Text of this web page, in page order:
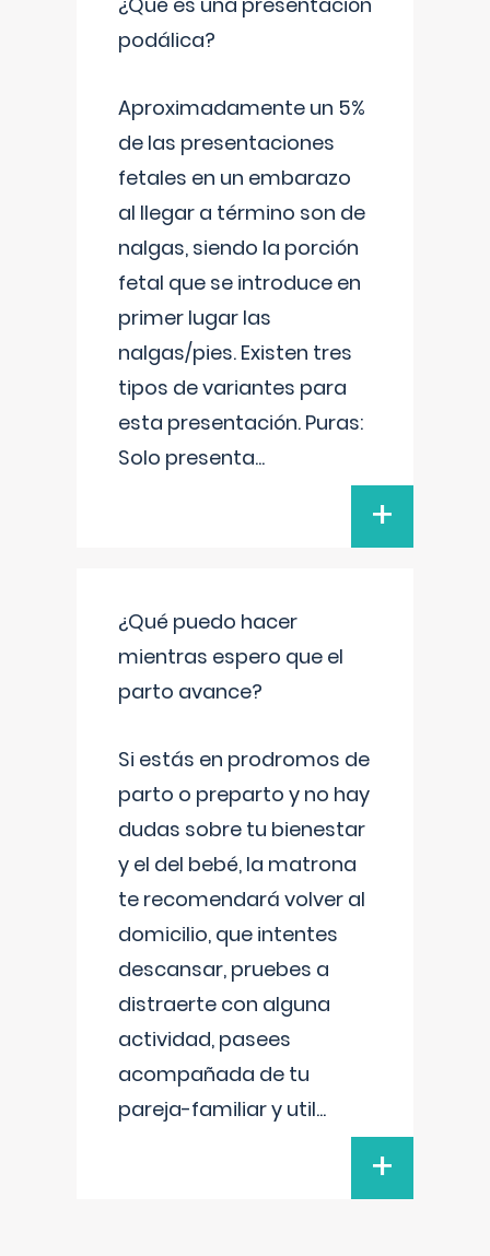
podálica?
Aproximadamente un 5%
de las presentaciones
fetales en un embarazo
al llegar a término son de
nalgas, siendo la porción
fetal que se introduce en
primer lugar las
nalgas/pies. Existen tres
tipos de variantes para
esta presentación. Puras:
Solo presenta...
+
¿Qué puedo hacer
mientras espero que el
parto avance?
Si estás en prodromos de
parto o preparto y no hay
dudas sobre tu bienestar
y el del bebé, la matrona
te recomendará volver al
domicilio, que intentes
descansar, pruebes a
distraerte con alguna
actividad, pasees
acompañada de tu
pareja-familiar y util...
+